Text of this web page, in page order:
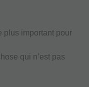
plus important pour
qui n’est pas